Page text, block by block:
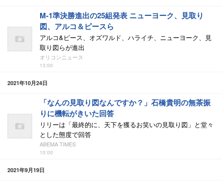
M-1準決勝進出の25組発表 ニューヨーク、見取り
図、アルコ＆ピースら
アルコ&ピース、オズワルド、ハライチ、ニューヨーク、見
取り図らが進出
オリコンニュース
13:00
2021年10月24日
「なんの見取り図なんですか？」石橋貴明の無茶振
りに機転がきいた回答
リリーは「最終的に、天下を獲るお笑いの見取り図」と堂々
とした態度で回答
ABEMA TIMES
10:00
2021年9月19日